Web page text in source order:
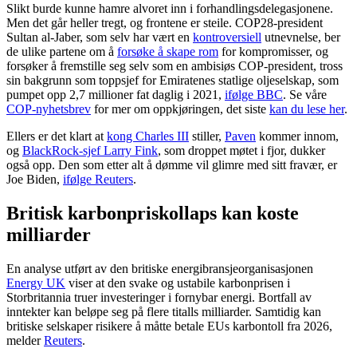
Slikt burde kunne hamre alvoret inn i forhandlingsdelegasjonene.
Men det går heller tregt, og frontene er steile. COP28-president
Sultan al-Jaber, som selv har vært en kontroversiell utnevnelse, ber
de ulike partene om å forsøke å skape rom for kompromisser, og
forsøker å fremstille seg selv som en ambisiøs COP-president, tross
sin bakgrunn som toppsjef for Emiratenes statlige oljeselskap, som
pumpet opp 2,7 millioner fat daglig i 2021, ifølge BBC. Se våre
COP-nyhetsbrev for mer om oppkjøringen, det siste kan du lese her.
Ellers er det klart at kong Charles III stiller, Paven kommer innom,
og BlackRock-sjef Larry Fink, som droppet møtet i fjor, dukker
også opp. Den som etter alt å dømme vil glimre med sitt fravær, er
Joe Biden, ifølge Reuters.
Britisk karbonpriskollaps kan koste
milliarder
En analyse utført av den britiske energibransjeorganisasjonen
Energy UK viser at den svake og ustabile karbonprisen i
Storbritannia truer investeringer i fornybar energi. Bortfall av
inntekter kan beløpe seg på flere titalls milliarder. Samtidig kan
britiske selskaper risikere å måtte betale EUs karbontoll fra 2026,
melderReuters.